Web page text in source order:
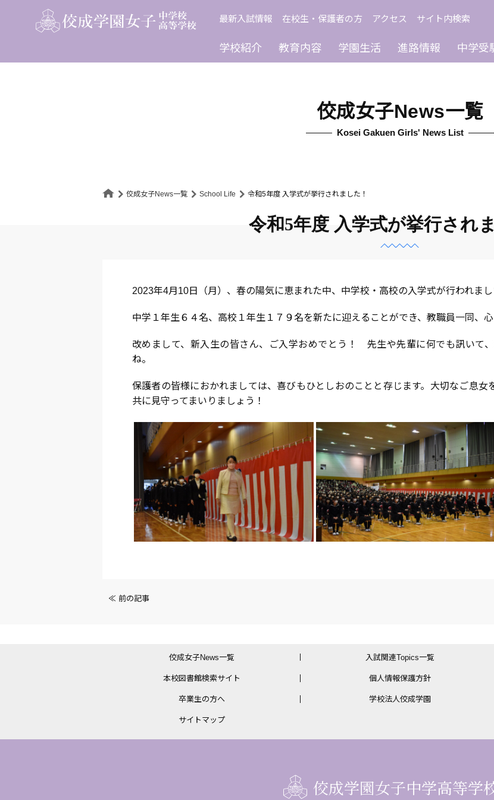
最新入試情報 在校生・保護者の方 アクセス サイト内検索
学校紹介 教育内容 学園生活 進路情報 中学受
佼成女子News一覧
Kosei Gakuen Girls' News List
佼成女子News一覧 School Life 令和5年度 入学式が挙行されました！
令和5年度 入学式が挙行され
2023年4月10日（月）、春の陽気に恵まれた中、中学校・高校の入学式が行われまし
中学１年生６４名、高校１年生１７９名を新たに迎えることができ、教職員一同、心
改めまして、新入生の皆さん、ご入学おめでとう！ 先生や先輩に何でも訊いて
ね。
保護者の皆様におかれましては、喜びもひとしおのことと存じます。大切なご息女
共に見守ってまいりましょう！
前
≪ 前の記事
佼成女子News一覧 入試関連Topics一覧
本校図書館検索サイト 個人情報保護方針
卒業生の方へ 学校法人佼成学園
サイトマップ
佼成学園女子中学高等学